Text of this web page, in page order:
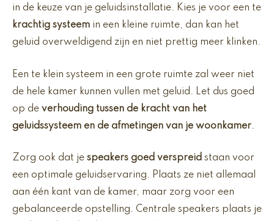
in de keuze van je geluidsinstallatie. Kies je voor een te
krachtig systeem in een kleine ruimte, dan kan het
geluid overweldigend zijn en niet prettig meer klinken.
Een te klein systeem in een grote ruimte zal weer niet
de hele kamer kunnen vullen met geluid. Let dus goed
op de verhouding tussen de kracht van het
geluidssysteem en de afmetingen van je woonkamer.
Zorg ook dat je speakers goed verspreid staan voor
een optimale geluidservaring. Plaats ze niet allemaal
aan één kant van de kamer, maar zorg voor een
gebalanceerde opstelling. Centrale speakers plaats je